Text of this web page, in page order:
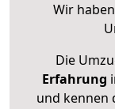
Wir
Die
Erfahrung
und kennen